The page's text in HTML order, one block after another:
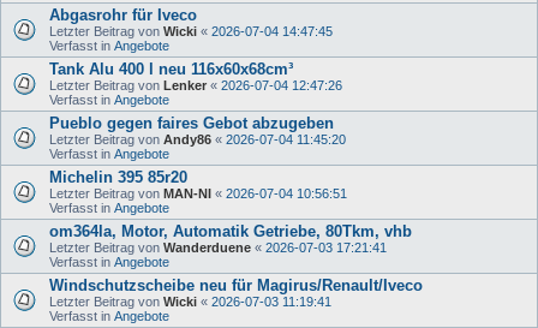
Abgasrohr für Iveco
Letzter Beitrag von Wicki « 2026-07-04 14:47:45
Verfasst in Angebote
Tank Alu 400 l neu 116x60x68cm³
Letzter Beitrag von Lenker « 2026-07-04 12:47:26
Verfasst in Angebote
Pueblo gegen faires Gebot abzugeben
Letzter Beitrag von Andy86 « 2026-07-04 11:45:20
Verfasst in Angebote
Michelin 395 85r20
Letzter Beitrag von MAN-NI « 2026-07-04 10:56:51
Verfasst in Angebote
om364la, Motor, Automatik Getriebe, 80Tkm, vhb
Letzter Beitrag von Wanderduene « 2026-07-03 17:21:41
Verfasst in Angebote
Windschutzscheibe neu für Magirus/Renault/Iveco
Letzter Beitrag von Wicki « 2026-07-03 11:19:41
Verfasst in Angebote